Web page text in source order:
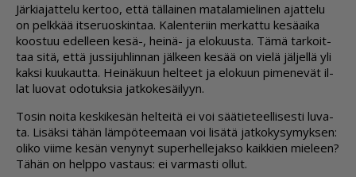
Jär­ki­a­jat­te­lu ker­too, et­tä täl­lai­nen ma­ta­la­mie­li­nen ajat­te­lu
on pelk­kää it­se­ruos­kin­taa. Ka­len­te­riin mer­kat­tu ke­sä­ai­ka
koos­tuu edel­leen kesä-, hei­nä- ja elo­kuus­ta. Tämä tar­koit­
taa sitä, et­tä jus­si­juh­lin­nan jäl­keen ke­sää on vie­lä jäl­jel­lä yli
kak­si kuu­kaut­ta. Hei­nä­kuun hel­teet ja elo­kuun pi­me­ne­vät il­
lat luo­vat odo­tuk­sia jat­ko­ke­säi­lyyn.
To­sin noi­ta kes­ki­ke­sän hel­tei­tä ei voi sää­tie­teel­li­ses­ti lu­va­
ta. Li­säk­si tä­hän läm­pö­tee­maan voi li­sä­tä jat­ko­ky­sy­myk­sen:
oli­ko vii­me ke­sän ve­ny­nyt su­per­hel­le­jak­so kaik­kien mie­leen?
Tä­hän on help­po vas­taus: ei var­mas­ti ol­lut.